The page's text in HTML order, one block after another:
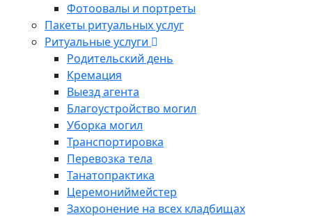
Фотоовалы и портреты
Пакеты ритуальных услуг
Ритуальные услуги
Родительский день
Кремация
Выезд агента
Благоустройство могил
Уборка могил
Транспортировка
Перевозка тела
Танатопрактика
Церемониймейстер
Захоронение на всех кладбищах